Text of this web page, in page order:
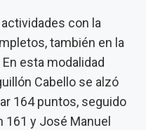
con la
también en la
esta modalidad
Cabello se alzó
164 puntos, seguido
161 y José Manuel